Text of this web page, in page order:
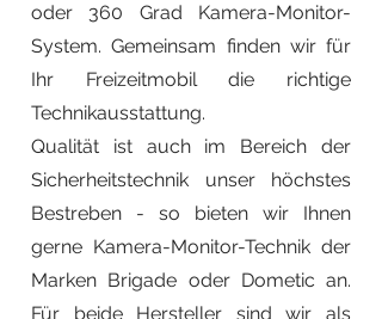
oder 360 Grad Kamera-Monitor-
System. Gemeinsam finden wir für
Ihr Freizeitmobil die richtige
Technikausstattung.
Qualität ist auch im Bereich der
Sicherheitstechnik unser höchstes
Bestreben - so bieten wir Ihnen
gerne Kamera-Monitor-Technik der
Marken Brigade oder Dometic an.
Für beide Hersteller sind wir als